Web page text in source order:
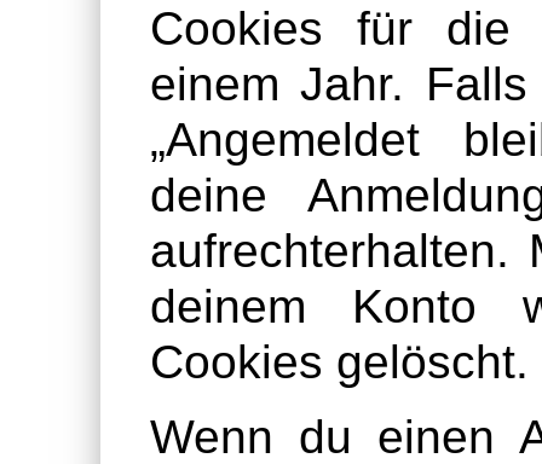
Cookies für die
einem Jahr.
„Angemeldet
deine
aufrechterhalten.
deinem Konto
Cookies gelöscht.
Wenn du einen